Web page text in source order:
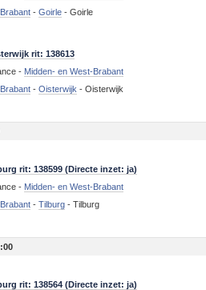
-Goirle -Goirle
rit: 138613
- Midden- en West-Brabant
-Oisterwijk -Oisterwijk
rit: 138599 (Directe inzet: ja)
- Midden- en West-Brabant
-Tilburg -Tilburg
rit: 138564 (Directe inzet: ja)